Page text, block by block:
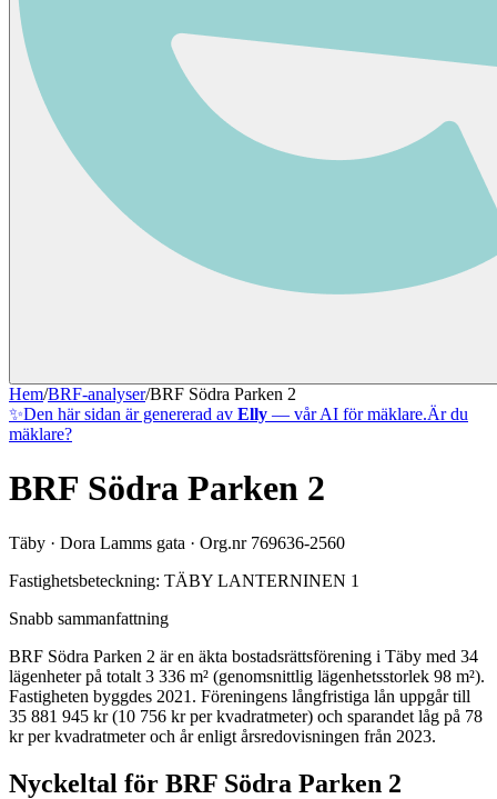
Hem/BRF-analyser/BRF Södra Parken 2
✨Den här sidan är genererad av Elly — vår AI för mäklare.Är du
mäklare?
BRF Södra Parken 2
Täby · Dora Lamms gata · Org.nr 769636-2560
Fastighetsbeteckning: TÄBY LANTERNINEN 1
Snabb sammanfattning
BRF Södra Parken 2 är en äkta bostadsrättsförening i Täby med 34
lägenheter på totalt 3 336 m² (genomsnittlig lägenhetsstorlek 98 m²).
Fastigheten byggdes 2021 . Föreningens långfristiga lån uppgår till
35 881 945 kr (10 756 kr per kvadratmeter) och sparandet låg på 78
kr per kvadratmeter och år enligt årsredovisningen från 2023.
Nyckeltal för BRF Södra Parken 2